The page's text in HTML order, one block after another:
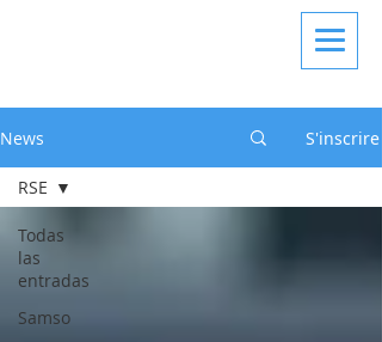
News S'inscrire
Todas
las
entradas
Samso
RSE